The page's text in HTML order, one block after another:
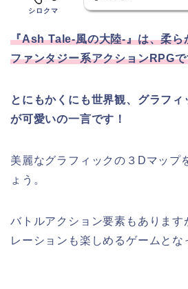
シロクマ
『Ash Tale-風の大陸-』は、柔ら
ファンタジー系アクションRPG
とにもかくにも世界観、グラフィ
が可愛いの一言です！
美麗なグラフィックの３Dマップ
ょう。
バトルアクション要素もあります
レーションも楽しめるゲームとな